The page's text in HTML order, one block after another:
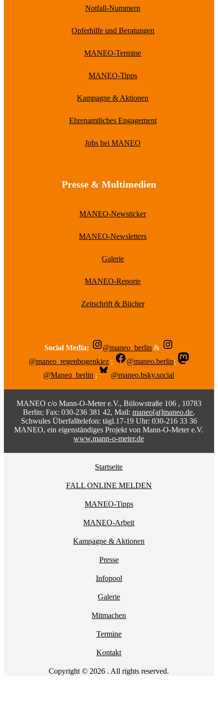
Notfall-Nummern
Opferhilfe und Beratungen
MANEO-Termine
MANEO-Tipps
Kampagne & Aktionen
Ehrenamtliches Engagement
Jobs bei MANEO
Presse & Multimedien
MANEO-Newsticker
MANEO-Newsletters
Galerie
MANEO-Reporte
Zeitschrift & Bücher
Social Media: @maneo_berlin &
@maneo_regenbogenkiez ; @maneo.berlin;
@Maneo_berlin ; @maneo.bsky.social
MANEO c/o Mann-O-Meter e.V., Bülowstraße 106 , 10783
Berlin; Fax: 030-236 381 42, Mail:maneo[at]maneo.de,
Schwules Überfalltelefon: tägl.17-19 Uhr: 030-216 33 36
MANEO, ein eigenständiges Projekt von Mann-O-Meter e.V.
www.mann-o-meter.de
Startseite
FALL ONLINE MELDEN
MANEO-Tipps
MANEO-Arbeit
Kampagne & Aktionen
Presse
Infopool
Galerie
Mitmachen
Termine
Kontakt
Copyright © 2026 . All rights reserved.